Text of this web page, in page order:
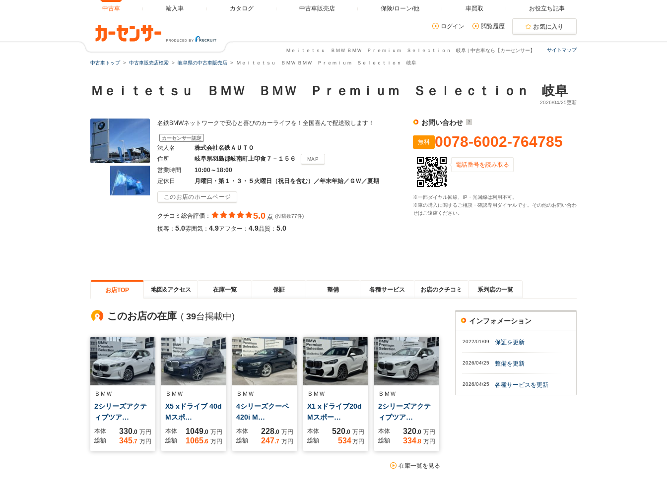
中古車 輸入車 カタログ 中古車販売店 保険/ローン/他 車買取 お役立ち記事
ログイン 閲覧履歴 お気に入り
サイトマップ
Ｍｅｉｔｅｔｓｕ ＢＭＷ ＢＭＷ Ｐｒｅｍｉｕｍ Ｓｅｌｅｃｔｉｏｎ 岐阜 | 中古車なら【カーセンサー】
中古車トップ 中古車販売店検索 岐阜県の中古車販売店 Ｍｅｉｔｅｔｓｕ ＢＭＷ ＢＭＷ Ｐｒｅｍｉｕｍ Ｓｅｌｅｃｔｉｏｎ 岐阜
Ｍｅｉｔｅｔｓｕ ＢＭＷ ＢＭＷ Ｐｒｅｍｉｕｍ Ｓｅｌｅｃｔｉｏｎ 岐阜
2026/04/25更新
名鉄BMWネットワークで安心と喜びのカーライフを！全国喜んで配送致します！
カーセンサー認定
法人名
株式会社名鉄ＡＵＴＯ
住所
岐阜県羽島郡岐南町上印食７－１５６ MAP
営業時間
10:00～18:00
定休日
月曜日・第１・３・５火曜日（祝日を含む）／年末年始／ＧＷ／夏期
このお店のホームページ
クチコミ総合評価： 5.0 点 (投稿数77件)
接客： 5.0雰囲気： 4.9アフター： 4.9品質： 5.0
お問い合わせ
無料 0078-6002-764785
電話番号を読み取る
※一部ダイヤル回線、IP・光回線は利用不可。
※車の購入に関するご相談・確認専用ダイヤルです。その他のお問い合わ
せはご遠慮ください。
お店TOP 地図&アクセス 在庫一覧 保証 整備 各種サービス お店のクチコミ 系列店の一覧
このお店の在庫 ( 39台掲載中)
ＢＭＷ
2シリーズアクテ
ィブツア…
本体 330.0 万円
総額
345.7 万円
ＢＭＷ
X5 xドライブ 40d
Mスポ…
本体 1049.0 万円
総額
1065.6 万円
ＢＭＷ
4シリーズクーペ
420i M…
本体 228.0 万円
総額
247.7 万円
ＢＭＷ
X1 xドライブ20d
Mスポー…
本体 520.0 万円
総額
534万円
ＢＭＷ
2シリーズアクテ
ィブツア…
本体 320.0 万円
総額
334.8 万円
在庫一覧を見る
インフォメーション
2022/01/09 保証を更新
2026/04/25 整備を更新
2026/04/25 各種サービスを更新